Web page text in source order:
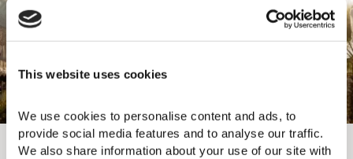
This website uses cookies
We use cookies to personalise content and ads, to
provide social media features and to analyse our traffic.
We also share information about your use of our site with
COMMENÇONS UNE